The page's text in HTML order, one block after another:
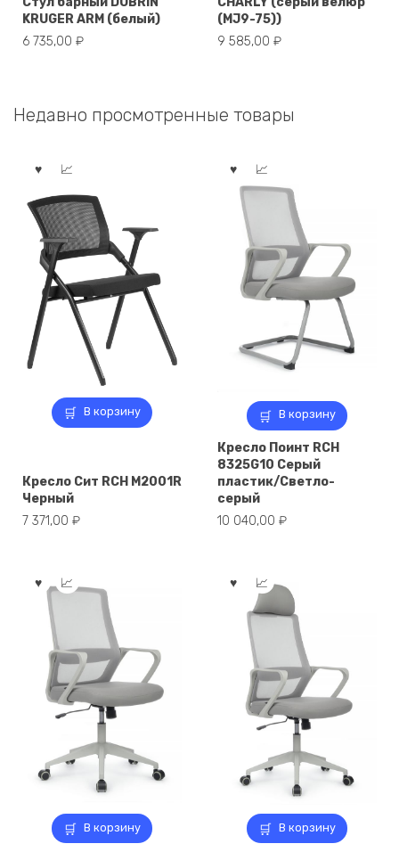
KRUGER ARM (белый)
6 735,00 ₽
(MJ9-75))
9 585,00 ₽
Недавно просмотренные товары
В корзину
Кресло Сит RCH M2001R
Черный
7 371,00 ₽
В корзину
Кресло Поинт RCH
8325G10 Серый
пластик/Светло-
серый
10 040,00 ₽
В корзину В корзину